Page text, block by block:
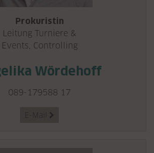
Prokuristin
Leitung Turniere &
Events, Controlling
Wördehoff
089-179588 17
E-Mail 